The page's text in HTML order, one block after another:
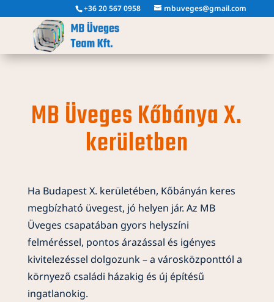
+36 20 567 0958 mbuveges@gmail.com
MB Üveges Kőbánya X.
kerületben
Ha Budapest X. kerületében, Kőbányán keres
megbízható üvegest, jó helyen jár. Az MB
Üveges csapatában gyors helyszíni
felméréssel, pontos árazással és igényes
kivitelezéssel dolgozunk – a városközponttól a
környező családi házakig és új építésű
ingatlanokig.